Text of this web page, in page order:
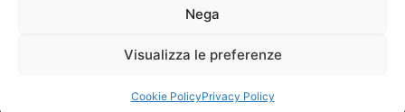
Nega
Visualizza le preferenze
Cookie PolicyPrivacy Policy